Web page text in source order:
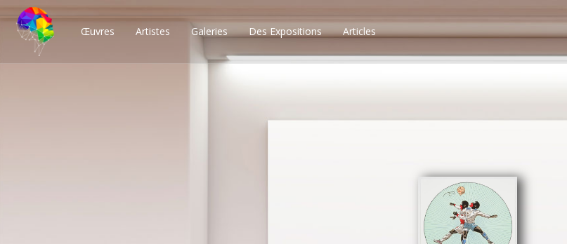
Œuvres Artistes Galeries Des Expositions Articles